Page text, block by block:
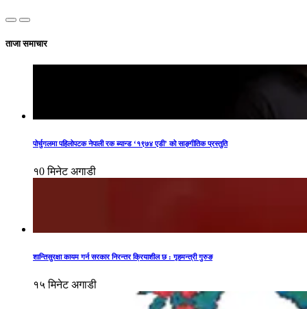
ताजा समाचार
पोर्चुगलमा पहिलोपटक नेपाली रक ब्यान्ड ‘१९७४ एडी’ को साङ्गीतिक प्रस्तुति
१0 मिनेट अगाडी
शान्तिसुरक्षा कायम गर्न सरकार निरन्तर क्रियाशील छ : गृहमन्त्री गुरुङ
१५ मिनेट अगाडी